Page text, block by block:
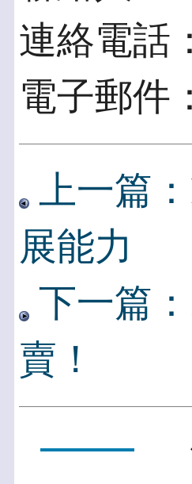
連絡電話
電子郵件
上一篇
展能力
下一篇
賣！